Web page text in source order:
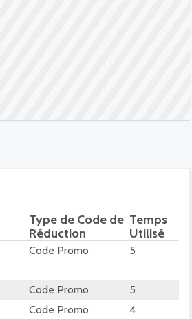
Type de Code de
Réduction
Temps
Utilisé
Code Promo 5
Code Promo
5
Code Promo
4